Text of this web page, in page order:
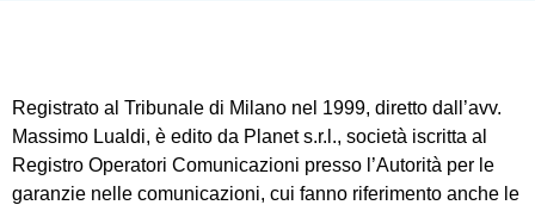
Registrato al Tribunale di Milano nel 1999, diretto dall’avv.
Massimo Lualdi, è edito da Planet s.r.l., società iscritta al
Registro Operatori Comunicazioni presso l’Autorità per le
garanzie nelle comunicazioni, cui fanno riferimento anche le